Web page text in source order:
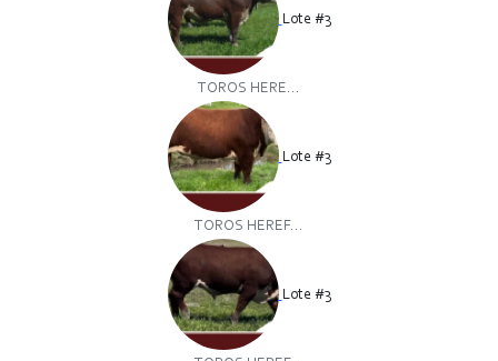
Lote #3
TOROS HERE...
Lote #3
TOROS HEREF...
Lote #3